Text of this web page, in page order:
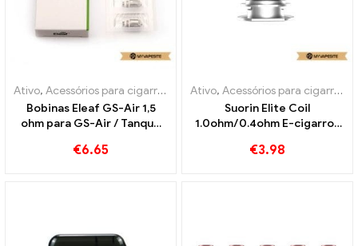
Ativo, Acessórios para cigarros eletrônicos
Bobinas Eleaf GS-Air 1,5
ohm para GS-Air / Tanque
Atomizador(5peças)
€6.65
Ativo, Acessórios para cigarros eletrônicos
Suorin Elite Coil
1.0ohm/0.4ohm E-cigarros
€3.98